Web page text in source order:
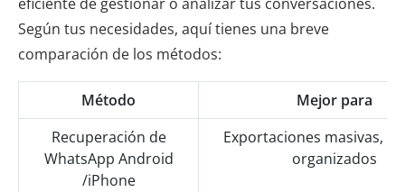
Según tus necesidades, aquí tienes una breve
comparación de los métodos:
Método
Mejor para
Recuperación de
WhatsApp Android
/iPhone
Exportaciones masivas,
organizados